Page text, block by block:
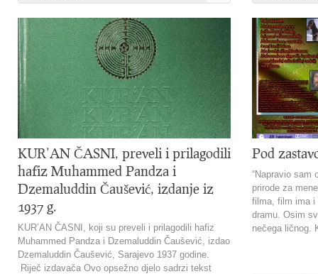
KUR’AN ČASNI, preveli i prilagodili
hafiz Muhammed Pandza i
Dzemaluddin Čaušević, izdanje iz
1937 g.
KUR’AN ČASNI, koji su preveli i prilagodili hafiz
Muhammed Pandza i Dzemaluddin Čaušević, izdao
Dzemaluddin Čaušević, Sarajevo 1937 godine.
Riječ izdavača Ovo opsežno djelo sadrzi tekst
Pod
“Napravio sam
prirode za
filma, film ima i
dramu. Osim
nečega ličnog.